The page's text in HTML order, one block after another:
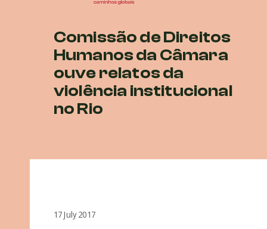
Comissão de Direitos
Humanos da Câmara
ouve relatos da
violência institucional
no Rio
17 July 2017